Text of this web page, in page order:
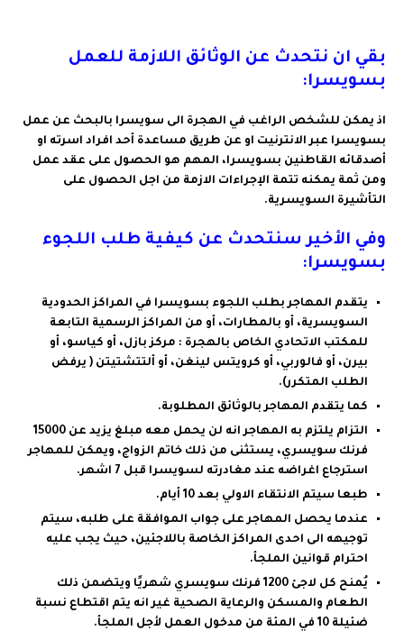
بقي ان نتحدث عن الوثائق اللازمة للعمل
بسويسرا:
اذ يمكن للشخص الراغب في الهجرة الى سويسرا بالبحث عن عمل
بسويسرا عبر الانترنيت او عن طريق مساعدة أحد افراد اسرته او
أصدقائه القاطنين بسويسرا، المهم هو الحصول على عقد عمل
ومن ثمة يمكنه تتمة الإجراءات الازمة من اجل الحصول على
التأشيرة السويسرية.
وفي الأخير سنتحدث عن كيفية طلب اللجوء
بسويسرا:
يتقدم المهاجر بطلب اللجوء بسويسرا في المراكز الحدودية
السويسرية، أو بالمطارات، أو من المراكز الرسمية التابعة
للمكتب الاتحادي الخاص بالهجرة : مركز بازل، أو كياسو، أو
بيرن، أو فالوربي، أو كرويتس لينغن، أو ألتتشتيتن ( يرفض
الطلب المتكرر).
كما يتقدم المهاجر بالوثائق المطلوبة.
التزام يلتزم به المهاجر انه لن يحمل معه مبلغ يزيد عن 15000
فرنك سويسري، يستثنى من ذلك خاتم الزواج، ويمكن للمهاجر
استرجاع اغراضه عند مغادرته لسويسرا قبل 7 اشهر.
طبعا سيتم الانتقاء الاولي بعد 10 أيام.
عندما يحصل المهاجر على جواب الموافقة على طلبه، سيتم
توجيهه الى احدى المراكز الخاصة باللاجئين، حيث يجب عليه
احترام قوانين الملجأ.
يُمنح كل لاجئ 1200 فرنك سويسري شهريًا ويتضمن ذلك
الطعام والمسكن والرعاية الصحية غير انه يتم اقتطاع نسبة
ضئيلة 10 في المئة من مدخول العمل لأجل الملجأ.